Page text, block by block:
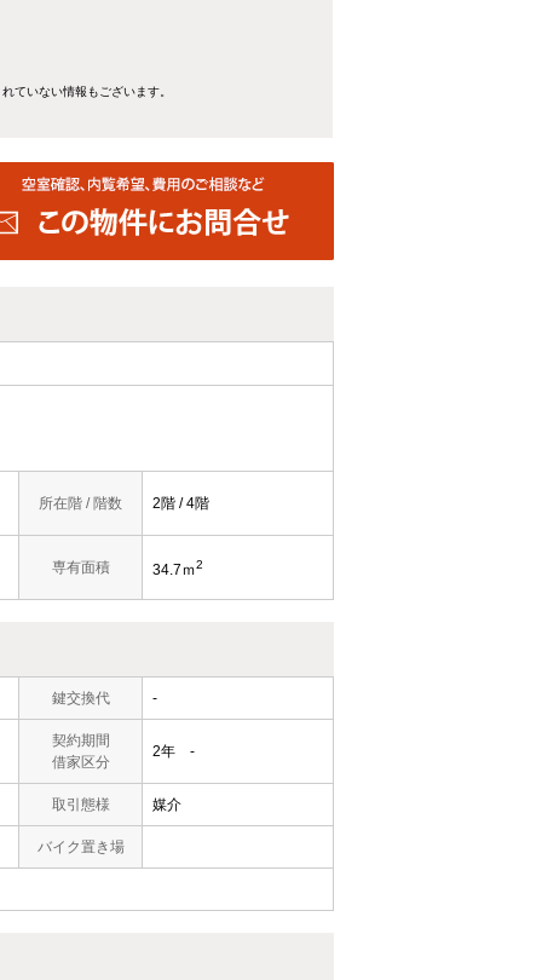
ていない情報もございます。
所在階 / 階数 2階 / 4階
専有面積 34.7ｍ2
鍵交換代 -
契約期間
借家区分
2年 -
取引態様 媒介
バイク置き場